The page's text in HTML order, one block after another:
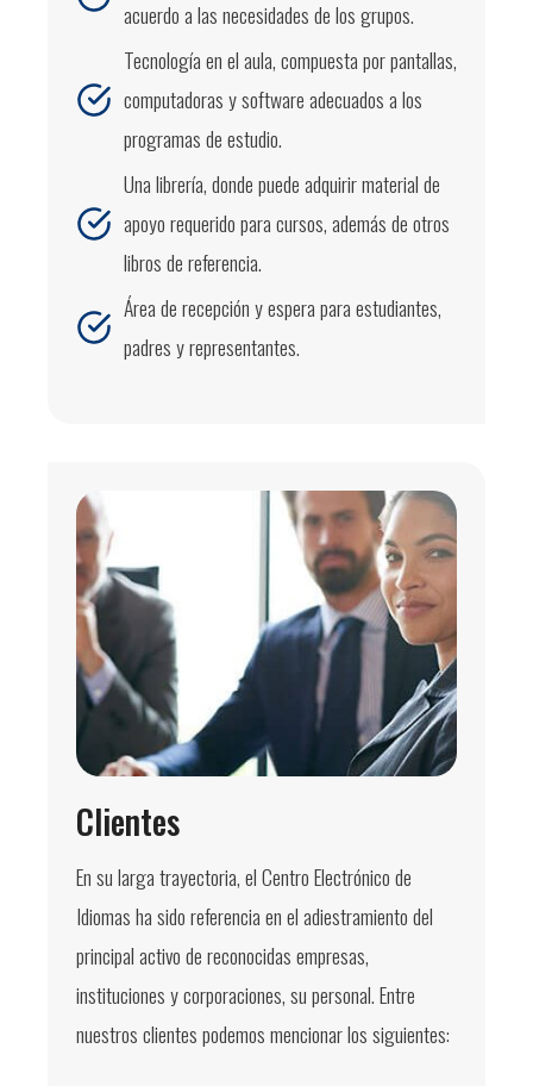
acuerdo a las necesidades de los grupos.
Tecnología en el aula, compuesta por pantallas,
computadoras y software adecuados a los
programas de estudio.
Una librería, donde puede adquirir material de
apoyo requerido para cursos, además de otros
libros de referencia.
Área de recepción y espera para estudiantes,
padres y representantes.
Clientes
En su larga trayectoria, el Centro Electrónico de
Idiomas ha sido referencia en el adiestramiento del
principal activo de reconocidas empresas,
instituciones y corporaciones, su personal. Entre
nuestros clientes podemos mencionar los siguientes: